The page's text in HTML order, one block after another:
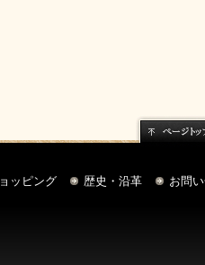
ッピング 歴史・沿革 お問